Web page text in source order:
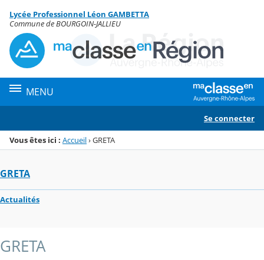
Menu de la rubrique
Contenu
Lycée Professionnel Léon GAMBETTA
Commune de BOURGOIN-JALLIEU
MENU
Se connecter
Vous êtes ici : Accueil›GRETA
GRETA
Actualités
GRETA